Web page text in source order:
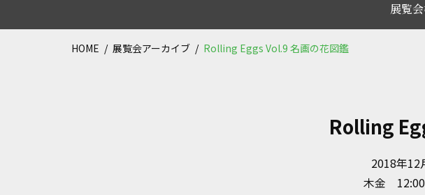
展覧
HOME 展覧会アーカイブ Rolling Eggs Vol.9 名画の花図鑑
Rolling
2018年12
木金